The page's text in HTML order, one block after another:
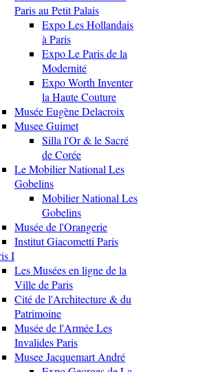
Paris au Petit Palais
Expo Les Hollandais
à Paris
Expo Le Paris de la
Modernité
Expo Worth Inventer
la Haute Couture
Musée Eugène Delacroix
Musee Guimet
Silla l'Or & le Sacré
de Corée
Le Mobilier National Les
Gobelins
Mobilier National Les
Gobelins
Musée de l'Orangerie
Institut Giacometti Paris
I
Les Musées en ligne de la
Ville de Paris
Cité de l'Architecture & du
Patrimoine
Musée de l'Armée Les
Invalides Paris
Musee Jacquemart André